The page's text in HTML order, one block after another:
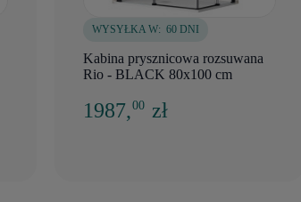
WYSYŁKA W: 60 DNI
Kabina prysznicowa rozsuwana
Rio - BLACK 80x100 cm
1987,00 zł